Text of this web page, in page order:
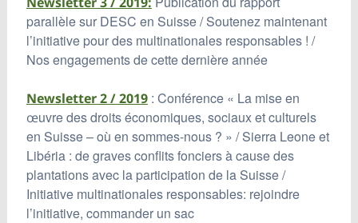
parallèle sur DESC en Suisse / Soutenez maintenant
l’initiative pour des multinationales responsables ! /
Nos engagements de cette dernière année
Newsletter 2 / 2019: Conférence « La mise en
œuvre des droits économiques, sociaux et culturels
en Suisse – où en sommes-nous ? » / Sierra Leone et
Libéria : de graves conflits fonciers à cause des
plantations avec la participation de la Suisse /
Initiative multinationales responsables: rejoindre
l’initiative, commander un sac